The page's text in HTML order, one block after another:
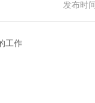
发布时
工作